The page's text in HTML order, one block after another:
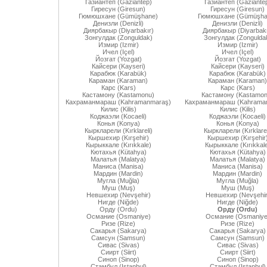
Газиантеп (Gaziantep)
Гиресун (Giresun)
Гюмюшхане (Gümüşhane)
Денизли (Denizli)
Диярбакыр (Diyarbakır)
Зонгулдак (Zonguldak)
Измир (Izmir)
Ичел (Içel)
Йозгат (Yozgat)
Кайсери (Kayseri)
Карабюк (Karabük)
Караман (Karaman)
Карс (Kars)
Кастамону (Kastamonu)
Кахраманмараш (Kahramanmaraş)
Килис (Kilis)
Коджаэли (Kocaeli)
Конья (Konya)
Кыркларели (Kırklareli)
Кыршехир (Kırşehir)
Кырыккале (Kırıkkale)
Кютахья (Kütahya)
Малатья (Malatya)
Маниса (Manisa)
Мардин (Mardin)
Мугла (Muğla)
Муш (Muş)
Невшехир (Nevşehir)
Нигде (Niğde)
Орду (Ordu)
Османие (Osmaniye)
Ризе (Rize)
Сакарья (Sakarya)
Самсун (Samsun)
Сивас (Sivas)
Сиирт (Siirt)
Синоп (Sinop)
Газиантеп
Гиресун (Giresun)
Гюмюшхане
Денизли (Denizli)
Диярбакыр
Зонгулдак
Измир (Izmir)
Ичел (Içel)
Йозгат (Yozgat)
Кайсери (Kayseri)
Карабюк (Karabük)
Караман (Karaman)
Карс (Kars)
Кастамону
Кахраманмараш
Килис (Kilis)
Коджаэли (Kocaeli)
Конья (Konya)
Кыркларели
Кыршехир (Kırşehir)
Кырыккале
Кютахья (Kütahya)
Малатья (Malatya)
Маниса (Manisa)
Мардин (Mardin)
Мугла (Muğla)
Муш (Muş)
Невшехир
Нигде (Niğde)
Орду (Ordu)
Османие
Ризе (Rize)
Сакарья (Sakarya)
Самсун (Samsun)
Сивас (Sivas)
Сиирт (Siirt)
Синоп (Sinop)